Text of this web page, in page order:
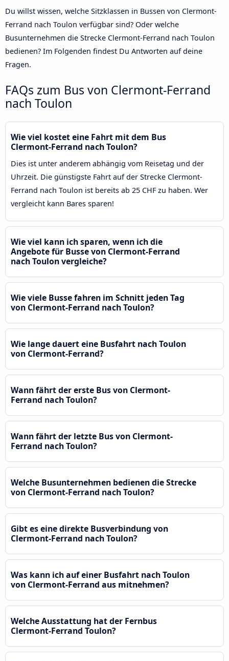
Du willst wissen, welche Sitzklassen in Bussen von Clermont-
Ferrand nach Toulon verfügbar sind? Oder welche
Busunternehmen die Strecke Clermont-Ferrand nach Toulon
bedienen? Im Folgenden findest Du Antworten auf deine
Fragen.
FAQs zum Bus von Clermont-Ferrand
nach Toulon
Wie viel kostet eine Fahrt mit dem Bus
Clermont-Ferrand nach Toulon?
Dies ist unter anderem abhängig vom Reisetag und der
Uhrzeit. Die günstigste Fahrt auf der Strecke Clermont-
Ferrand nach Toulon ist bereits ab 25 CHF zu haben. Wer
vergleicht kann Bares sparen!
Wie viel kann ich sparen, wenn ich die
Angebote für Busse von Clermont-Ferrand
nach Toulon vergleiche?
Wie viele Busse fahren im Schnitt jeden Tag
von Clermont-Ferrand nach Toulon?
Wie lange dauert eine Busfahrt nach Toulon
von Clermont-Ferrand?
Wann fährt der erste Bus von Clermont-
Ferrand nach Toulon?
Wann fährt der letzte Bus von Clermont-
Ferrand nach Toulon?
Welche Busunternehmen bedienen die Strecke
von Clermont-Ferrand nach Toulon?
Gibt es eine direkte Busverbindung von
Clermont-Ferrand nach Toulon?
Was kann ich auf einer Busfahrt nach Toulon
von Clermont-Ferrand aus mitnehmen?
Welche Ausstattung hat der Fernbus
Clermont-Ferrand Toulon?